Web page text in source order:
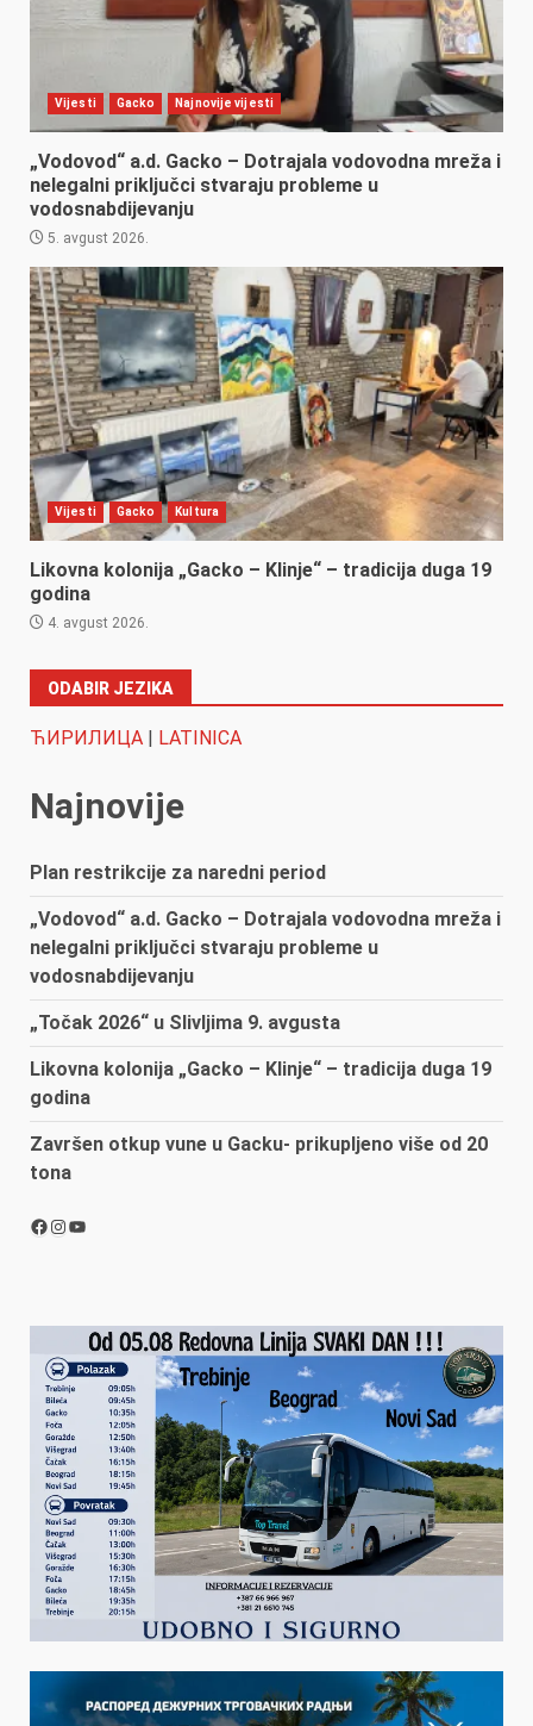
Vijesti Gacko Najnovije vijesti
„Vodovod“ a.d. Gacko – Dotrajala vodovodna mreža i
nelegalni priključci stvaraju probleme u
vodosnabdijevanju
5. avgust 2026.
Vijesti Gacko Kultura
Likovna kolonija „Gacko – Klinje“ – tradicija duga 19
godina
4. avgust 2026.
ODABIR JEZIKA
ЋИРИЛИЦА | LATINICA
Najnovije
Plan restrikcije za naredni period
„Vodovod“ a.d. Gacko – Dotrajala vodovodna mreža i
nelegalni priključci stvaraju probleme u
vodosnabdijevanju
„Točak 2026“ u Slivljima 9. avgusta
Likovna kolonija „Gacko – Klinje“ – tradicija duga 19
godina
Završen otkup vune u Gacku- prikupljeno više od 20
tona
Facebook
Instagram
YouTube